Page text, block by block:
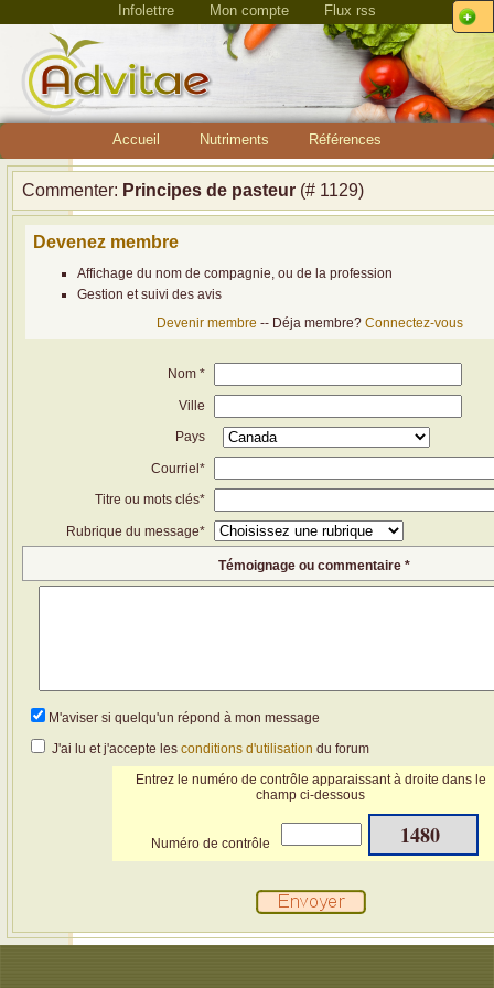
Infolettre Mon compte Flux rss
Accueil Nutriments Références
Commenter: Principes de pasteur (# 1129)
Devenez membre
Affichage du nom de compagnie, ou de la profession
Gestion et suivi des avis
Devenir membre -- Déja membre?Connectez-vous
Nom *
Ville
Pays
Courriel*
Titre ou mots clés*
Rubrique du message*
Témoignage ou commentaire *
M'aviser si quelqu'un répond à mon message
J'ai lu et j'accepte les conditions d'utilisation du forum
Entrez le numéro de contrôle apparaissant à droite dans le
champ ci-dessous
Numéro de contrôle 1480